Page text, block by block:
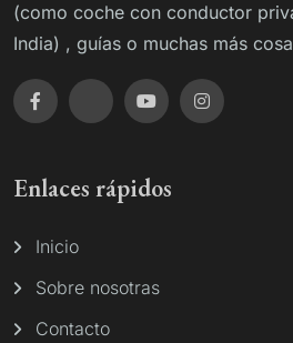
(como coche con conductor
India) , guías o muchas más
Enlaces rápidos
Inicio
Sobre nosotras
Contacto